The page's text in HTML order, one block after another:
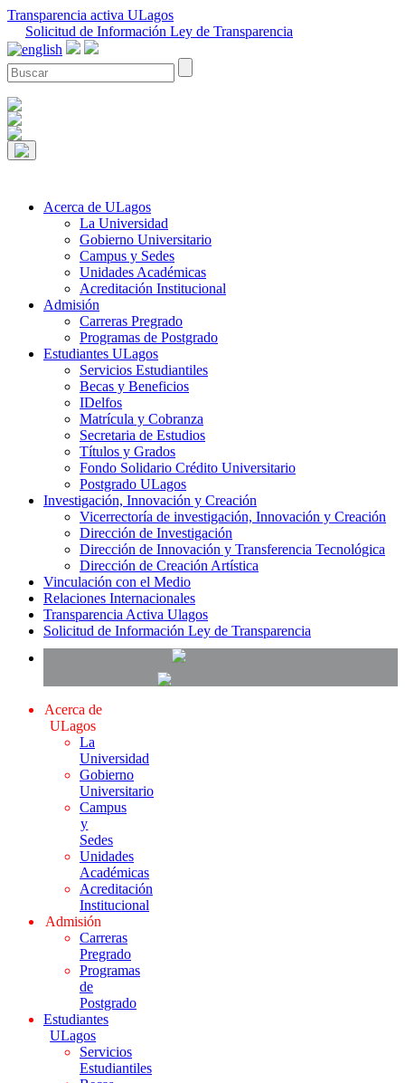
Transparencia activa ULagos
Solicitud de Información Ley de Transparencia
Acerca de ULagos
La Universidad
Gobierno Universitario
Campus y Sedes
Unidades Académicas
Acreditación Institucional
Admisión
Carreras Pregrado
Programas de Postgrado
Estudiantes ULagos
Servicios Estudiantiles
Becas y Beneficios
IDelfos
Matrícula y Cobranza
Secretaria de Estudios
Títulos y Grados
Fondo Solidario Crédito Universitario
Postgrado ULagos
Investigación, Innovación y Creación
Vicerrectoría de investigación, Innovación y Creación
Dirección de Investigación
Dirección de Innovación y Transferencia Tecnológica
Dirección de Creación Artística
Vinculación con el Medio
Relaciones Internacionales
Transparencia Activa Ulagos
Solicitud de Información Ley de Transparencia
Acerca de
ULagos
La
Universidad
Gobierno
Universitario
Campus
y
Sedes
Unidades
Académicas
Acreditación
Institucional
Admisión
Carreras
Pregrado
Programas
de
Postgrado
Estudiantes
ULagos
Servicios
Estudiantiles